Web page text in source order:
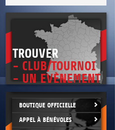
TROUVER
- CLUB/TOURNOI
- UN EVÈNEMENT
BOUTIQUE OFFICIELLE
APPEL À BÉNÉVOLES